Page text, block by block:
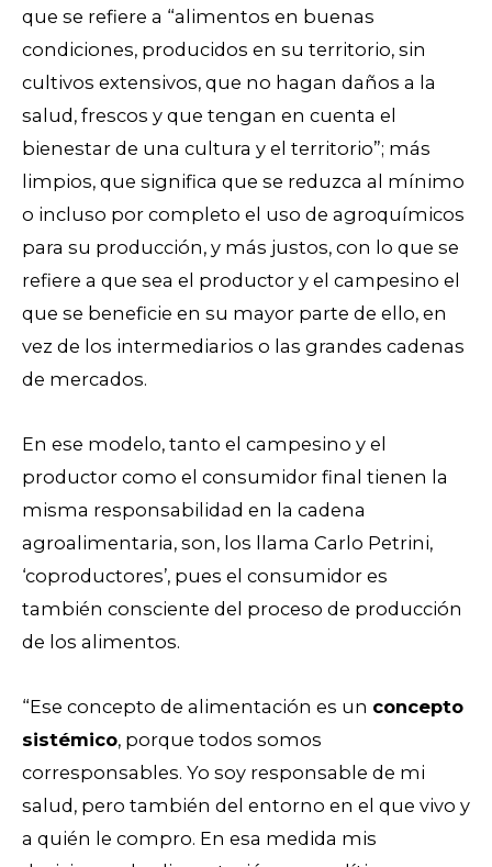
que se refiere a “alimentos en buenas
condiciones, producidos en su territorio, sin
cultivos extensivos, que no hagan daños a la
salud, frescos y que tengan en cuenta el
bienestar de una cultura y el territorio”; más
limpios, que significa que se reduzca al mínimo
o incluso por completo el uso de agroquímicos
para su producción, y más justos, con lo que se
refiere a que sea el productor y el campesino el
que se beneficie en su mayor parte de ello, en
vez de los intermediarios o las grandes cadenas
de mercados.
En ese modelo, tanto el campesino y el
productor como el consumidor final tienen la
misma responsabilidad en la cadena
agroalimentaria, son, los llama Carlo Petrini,
‘coproductores’, pues el consumidor es
también consciente del proceso de producción
de los alimentos.
“Ese concepto de alimentación es un concepto
sistémico, porque todos somos
corresponsables. Yo soy responsable de mi
salud, pero también del entorno en el que vivo y
a quién le compro. En esa medida mis